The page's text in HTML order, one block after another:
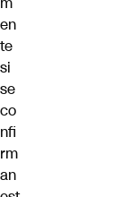
en
te
si
se
co
nfi
rm
an